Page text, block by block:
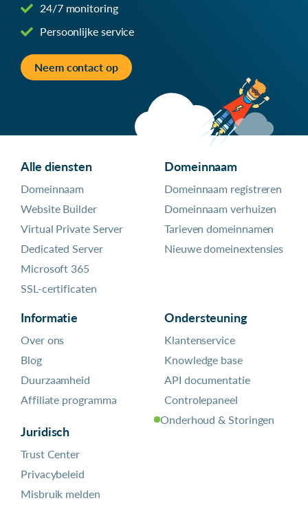
24/7 monitoring
Persoonlijke service
Neem contact op
Alle diensten
Domeinnaam
Website Builder
Virtual Private Server
Dedicated Server
Microsoft 365
SSL-certificaten
Domeinnaam
Domeinnaam registreren
Domeinnaam verhuizen
Tarieven domeinnamen
Nieuwe domeinextensies
Informatie
Over ons
Blog
Duurzaamheid
Affiliate programma
Juridisch
Trust Center
Privacybeleid
Misbruik melden
Ondersteuning
Klantenservice
Knowledge base
API documentatie
Controlepaneel
Onderhoud & Storingen